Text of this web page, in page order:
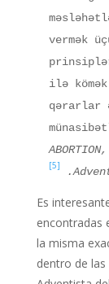
vermək
ilə
qərarlar
[5]
Es
encontradas
la misma
dentro de